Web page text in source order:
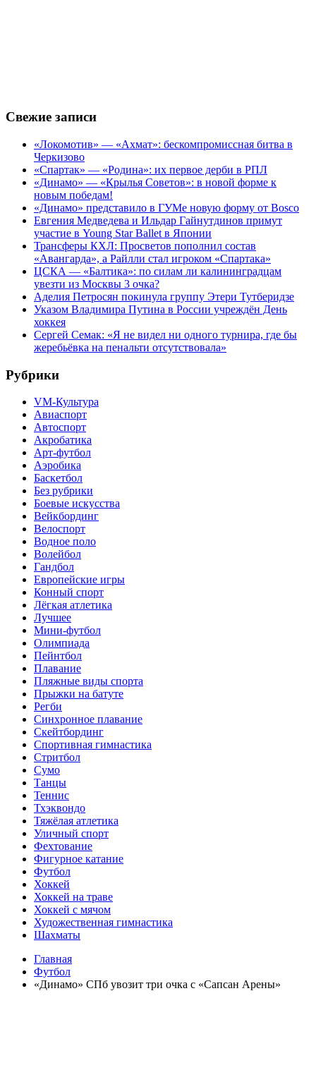
Свежие записи
«Локомотив» — «Ахмат»: бескомпромиссная битва в
Черкизово
«Спартак» — «Родина»: их первое дерби в РПЛ
«Динамо» — «Крылья Советов»: в новой форме к
новым победам!
«Динамо» представило в ГУМе новую форму от Bosco
Евгения Медведева и Ильдар Гайнутдинов примут
участие в Young Star Ballet в Японии
Трансферы КХЛ: Просветов пополнил состав
«Авангарда», а Райлли стал игроком «Спартака»
ЦСКА — «Балтика»: по силам ли калининградцам
увезти из Москвы 3 очка?
Аделия Петросян покинула группу Этери Тутберидзе
Указом Владимира Путина в России учреждён День
хоккея
Сергей Семак: «Я не видел ни одного турнира, где бы
жеребьёвка на пенальти отсутствовала»
Рубрики
VM-Культура
Авиаспорт
Автоспорт
Акробатика
Арт-футбол
Аэробика
Баскетбол
Без рубрики
Боевые искусства
Вейкбординг
Велоспорт
Водное поло
Волейбол
Гандбол
Европейские игры
Конный спорт
Лёгкая атлетика
Лучшее
Мини-футбол
Олимпиада
Пейнтбол
Плавание
Пляжные виды спорта
Прыжки на батуте
Регби
Синхронное плавание
Скейтбординг
Спортивная гимнастика
Стритбол
Сумо
Танцы
Теннис
Тхэквондо
Тяжёлая атлетика
Уличный спорт
Фехтование
Фигурное катание
Футбол
Хоккей
Хоккей на траве
Хоккей с мячом
Художественная гимнастика
Шахматы
Главная
Футбол
«Динамо» СПб увозит три очка с «Сапсан Арены»